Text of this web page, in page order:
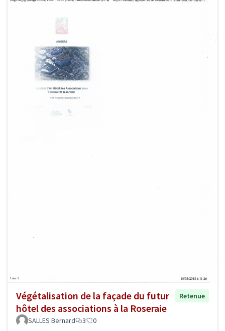
Végétalisation de la façade du futur
hôtel des associations à la Roseraie
Retenue
SALLES Bernard 3 0